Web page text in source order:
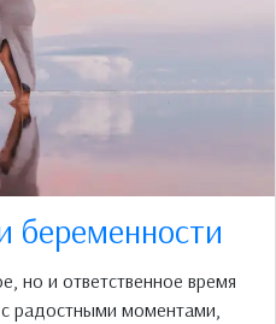
беременности
но и ответственное время
радостными моментами,